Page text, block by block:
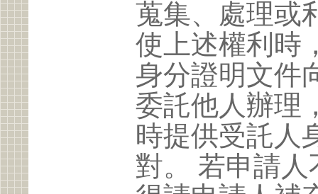
蒐集、處理或
使上述權利時
身分證明文件
委託他人辦理
時提供受託人
對。 若申請